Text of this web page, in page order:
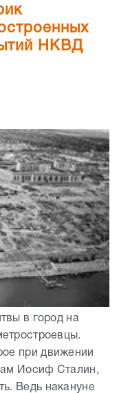
НКВД
в город на
при движении
Иосиф Сталин,
Ведь накануне